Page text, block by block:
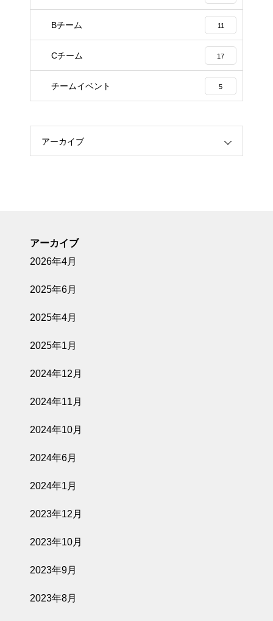
Bチーム 11
Cチーム 17
チームイベント 5
アーカイブ
アーカイブ
2026年4月
2025年6月
2025年4月
2025年1月
2024年12月
2024年11月
2024年10月
2024年6月
2024年1月
2023年12月
2023年10月
2023年9月
2023年8月